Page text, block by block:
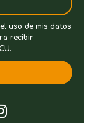
uso de mis datos
recibir